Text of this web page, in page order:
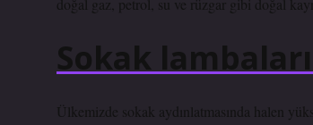
doğal gaz, petrol, su ve rüzgar gibi doğal
Sokak
Ülkemizde sokak aydınlatmasında halen